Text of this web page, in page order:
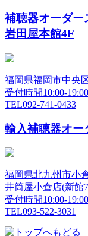
補聴器オーダ
岩田屋本館4F
福岡県福岡市中央
受付時間10:00-19:00
TEL092-741-0433
輸入補聴器オー
福岡県北九州市小
井筒屋小倉店(新館
受付時間10:00-19:00
TEL093-522-3031